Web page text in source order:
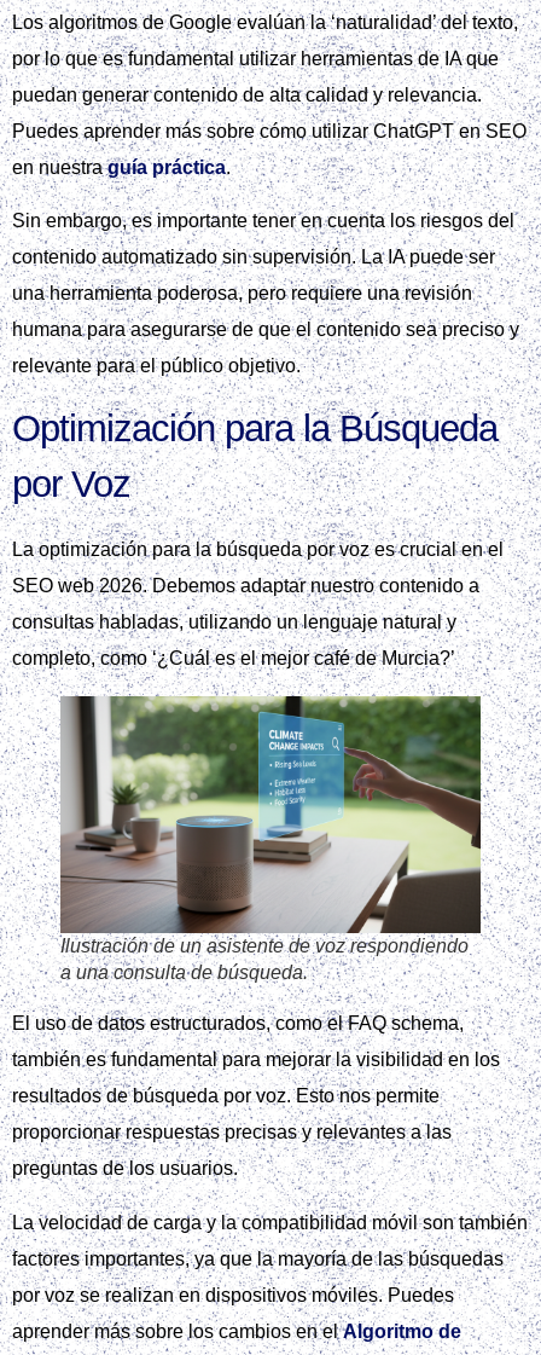
Los algoritmos de Google evalúan la ‘naturalidad’ del texto,
por lo que es fundamental utilizar herramientas de IA que
puedan generar contenido de alta calidad y relevancia.
Puedes aprender más sobre cómo utilizar ChatGPT en SEO
en nuestraguía práctica.
Sin embargo, es importante tener en cuenta los riesgos del
contenido automatizado sin supervisión. La IA puede ser
una herramienta poderosa, pero requiere una revisión
humana para asegurarse de que el contenido sea preciso y
relevante para el público objetivo.
Optimización para la Búsqueda
por Voz
La optimización para la búsqueda por voz es crucial en el
SEO web 2026. Debemos adaptar nuestro contenido a
consultas habladas, utilizando un lenguaje natural y
completo, como ‘¿Cuál es el mejor café de Murcia?’
Ilustración de un asistente de voz respondiendo
a una consulta de búsqueda.
El uso de datos estructurados, como el FAQ schema,
también es fundamental para mejorar la visibilidad en los
resultados de búsqueda por voz. Esto nos permite
proporcionar respuestas precisas y relevantes a las
preguntas de los usuarios.
La velocidad de carga y la compatibilidad móvil son también
factores importantes, ya que la mayoría de las búsquedas
por voz se realizan en dispositivos móviles. Puedes
aprender más sobre los cambios en elAlgoritmo de